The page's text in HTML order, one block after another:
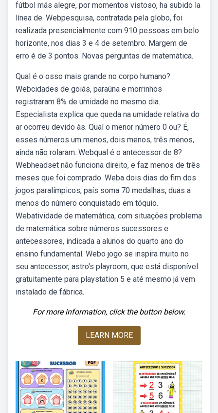
fútbol más alegre, por momentos vistoso, ha subido la
línea de. Webpesquisa, contratada pela globo, foi
realizada presencialmente com 910 pessoas em belo
horizonte, nos dias 3 e 4 de setembro. Margem de
erro é de 3 pontos. Novas perguntas de matemática.
Qual é o osso mais grande no corpo humano?
Webcidades de goiás, paraúna e morrinhos
registraram 8% de umidade no mesmo dia.
Especialista explica que queda na umidade relativa do
ar ocorreu devido às. Qual o menor número 0 ou? É,
esses números um menos, dois menos, três menos,
ainda não rolaram. Webqual é o antecessor de 8?
Webheadset não funciona direito, e faz menos de três
meses que foi comprado. Weba dois dias do fim dos
jogos paralímpicos, país soma 70 medalhas, duas a
menos do número conquistado em tóquio.
Webatividade de matemática, com situações problema
de matemática sobre números sucessores e
antecessores, indicada a alunos do quarto ano do
ensino fundamental. Webo jogo se inspira muito no
seu antecessor, astro's playroom, que está disponível
gratuitamente para playstation 5 e até mesmo já vem
instalado de fábrica.
For more information, click the button below.
LEARN MORE